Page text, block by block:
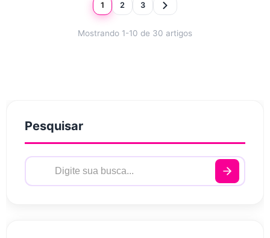
1 2 3
Mostrando 1-10 de 30 artigos
Pesquisar